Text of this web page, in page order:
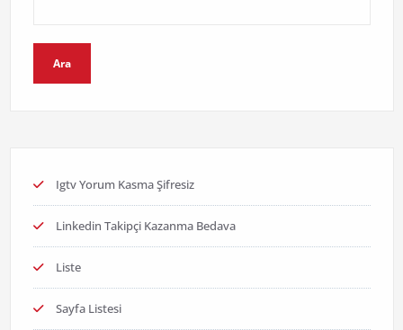
Ara
Igtv Yorum Kasma Şifresiz
Linkedin Takipçi Kazanma Bedava
Liste
Sayfa Listesi